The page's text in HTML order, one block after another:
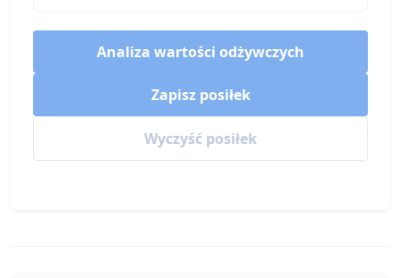
Jajka (całe, duże)
72 6.3g
protein
0.4g
carbs
5g
Analiza wartości odżywczych
Zapisz posiłek
Wyczyść posiłek